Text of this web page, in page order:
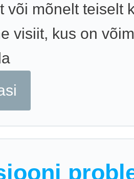
või mõnelt teiselt
visiit, kus on